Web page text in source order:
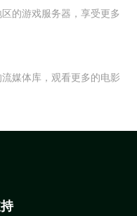
的游戏服务器，享受更多
媒体库，观看更多的电影